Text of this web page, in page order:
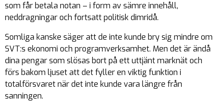
som får betala notan – i form av sämre innehåll,
neddragningar och fortsatt politisk dimridå.
Somliga kanske säger att de inte kunde bry sig mindre om
SVT:s ekonomi och programverksamhet. Men det är ändå
dina pengar som slösas bort på ett uttjänt marknät och
förs bakom ljuset att det fyller en viktig funktion i
totalförsvaret när det inte kunde vara längre från
sanningen.